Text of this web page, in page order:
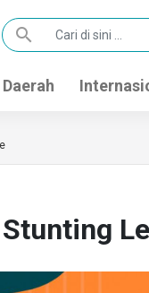
search
Daerah